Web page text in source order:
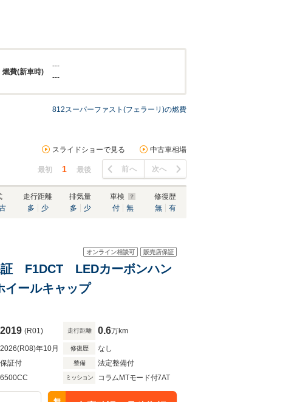
燃費(新車時)
---
---
812スーパーファスト(フェラーリ)の燃費
スライドショーで見る 中古車相場
最初 1 最後 前へ 次へ
走行距離
多
少
排気量
多
少
車検
付
無
修復歴
無
有
オンライン相談可 販売店保証
証 F1DCT LEDカーボンハン
ールキャップ
2019 (R01) 走行距離 0.6万km
2026(R08)年10月 修復歴 なし
保証付 整備 法定整備付
6500CC ミッション コラムMTモード付7AT